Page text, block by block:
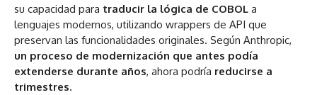
su capacidad para traducir la lógica de COBOL a
lenguajes modernos, utilizando wrappers de API que
preservan las funcionalidades originales. Según Anthropic,
un proceso de modernización que antes podía
extenderse durante años, ahora podría reducirse a
trimestres.